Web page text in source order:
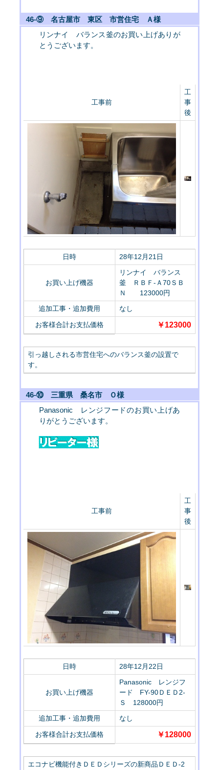
46-⑨ 名古屋市 東区 市営住宅 Ａ様
リンナイ バランス釜のお買い上げありが
とうございます。
工事前
工
事
後
日時 28年12月21日
お買い上げ機器
リンナイ バランス
釜 ＲＢＦ-Ａ70ＳＢ
Ｎ 123000円
追加工事・追加費用
なし
お客様合計お支払価格 ￥123000
引っ越しされる市営住宅へのバランス釜の設置で
す。
46-⑩ 三重県 桑名市 Ｏ様
Panasonic レンジフードのお買い上げあ
りがとうございます。
工事前
工
事
後
日時 28年12月22日
お買い上げ機器
Panasonic レンジフ
ード FY-90ＤＥＤ2-
Ｓ 128000円
追加工事・追加費用
なし
お客様合計お支払価格 ￥128000
エコナビ機能付きＤＥＤシリーズの新商品ＤＥＤ-2